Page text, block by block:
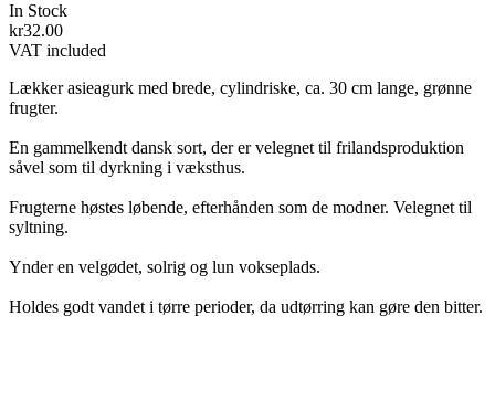
In Stock
kr32.00
VAT included
Lækker asieagurk med brede, cylindriske, ca. 30 cm lange, grønne
frugter.
En gammelkendt dansk sort, der er velegnet til frilandsproduktion
såvel som til dyrkning i væksthus.
Frugterne høstes løbende, efterhånden som de modner. Velegnet til
syltning.
Ynder en velgødet, solrig og lun vokseplads.
Holdes godt vandet i tørre perioder, da udtørring kan gøre den bitter.